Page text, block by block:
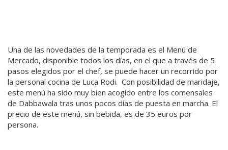
Una de las novedades de la temporada es el Menú de
Mercado, disponible todos los días, en el que a través de 5
pasos elegidos por el chef, se puede hacer un recorrido por
la personal cocina de Luca Rodi. Con posibilidad de maridaje,
este menú ha sido muy bien acogido entre los comensales
de Dabbawala tras unos pocos días de puesta en marcha. El
precio de este menú, sin bebida, es de 35 euros por
persona.